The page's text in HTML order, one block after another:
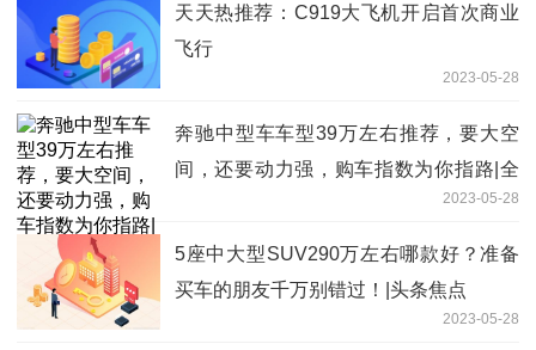
天天热推荐：C919大飞机开启首次商业
飞行
2023-05-28
奔驰中型车车型39万左右推荐，要大空
间，还要动力强，购车指数为你指路|全
2023-05-28
5座中大型SUV290万左右哪款好？准备
买车的朋友千万别错过！|头条焦点
2023-05-28